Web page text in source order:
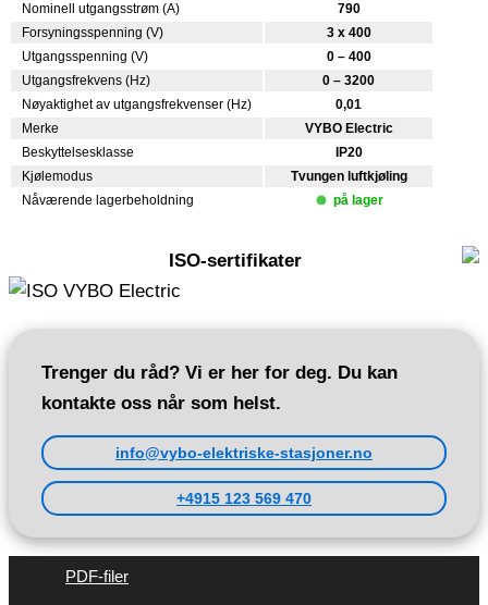
Nominell utgangsstrøm (A)
790
Forsyningsspenning (V)
3 x 400
Utgangsspenning (V)
0 – 400
Utgangsfrekvens (Hz)
0 – 3200
Nøyaktighet av utgangsfrekvenser (Hz)
0,01
Merke
VYBO Electric
Beskyttelsesklasse
IP20
Kjølemodus
Tvungen luftkjøling
Nåværende lagerbeholdning
på lager
ISO-sertifikater
Trenger du råd? Vi er her for deg. Du kan
kontakte oss når som helst.
info@vybo-elektriske-stasjoner.no
+4915 123 569 470
PDF-filer